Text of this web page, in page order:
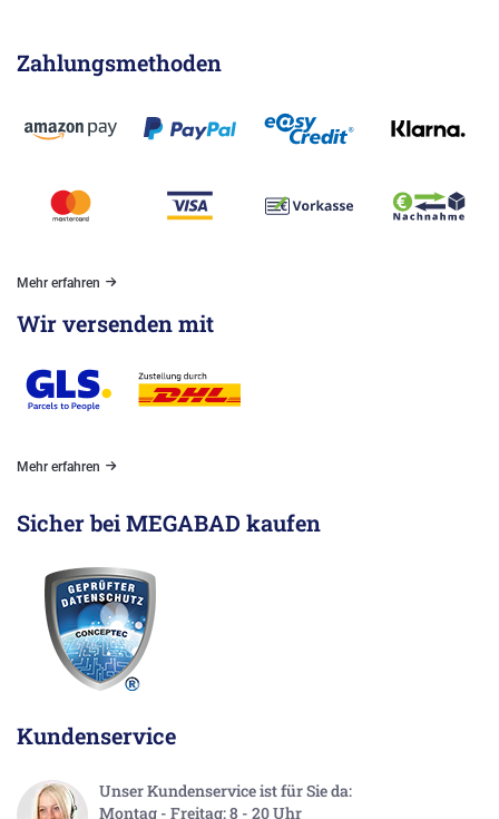
Zahlungsmethoden
Mehr erfahren
Wir versenden mit
Mehr erfahren
Sicher bei MEGABAD kaufen
Kundenservice
Unser Kundenservice ist für Sie da:
Montag - Freitag: 8 - 20 Uhr